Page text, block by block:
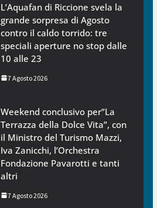
L’Aquafan di Riccione svela la
grande sorpresa di Agosto
contro il caldo torrido: tre
speciali aperture no stop dalle
10 alle 23
7 Agosto 2026
Weekend conclusivo per”La
Terrazza della Dolce Vita”, con
il Ministro del Turismo Mazzi,
Iva Zanicchi, l’Orchestra
Fondazione Pavarotti e tanti
altri
7 Agosto 2026